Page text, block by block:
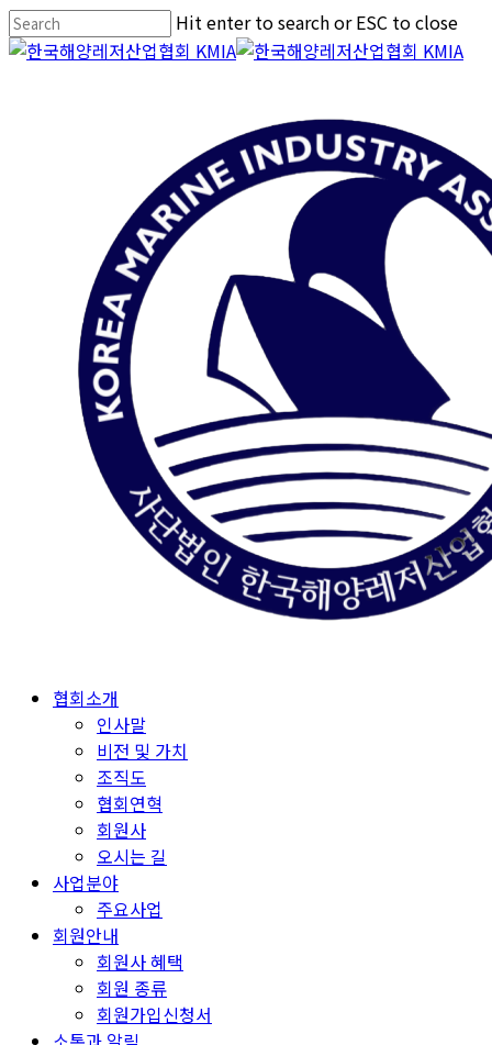
Skip
to
Hit enter to search or ESC to close
Close
Menu 협회소개
인사말
비전 및 가치
조직도
협회연혁
회원사
오시는 길
사업분야
주요사업
회원안내
회원사 혜택
회원 종류
회원가입신청서